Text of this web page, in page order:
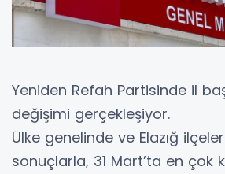
Yeniden Refah Partisinde il
değişimi gerçekleşiyor.
Ülke genelinde ve Elazığ
sonuçlarla, 31 Mart’ta en çok